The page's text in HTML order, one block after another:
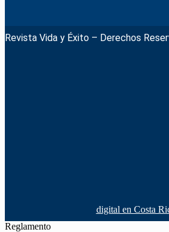
Revista Vida y Éxito – Derechos
digital en Costa
Reglamento